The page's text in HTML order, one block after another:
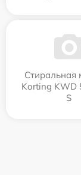
Стиральная
Korting KWD
S